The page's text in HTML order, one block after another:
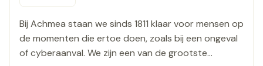
Bij Achmea staan we sinds 1811 klaar voor mensen op
de momenten die ertoe doen, zoals bij een ongeval
of cyberaanval. We zijn een van de grootste